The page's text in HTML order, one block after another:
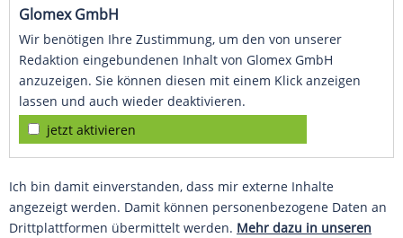
Glomex GmbH
Wir benötigen Ihre Zustimmung, um den von unserer
Redaktion eingebundenen Inhalt von Glomex GmbH
anzuzeigen. Sie können diesen mit einem Klick anzeigen
lassen und auch wieder deaktivieren.
jetzt aktivieren
Ich bin damit einverstanden, dass mir externe Inhalte
angezeigt werden. Damit können personenbezogene Daten an
Drittplattformen übermittelt werden. Mehr dazu in unseren